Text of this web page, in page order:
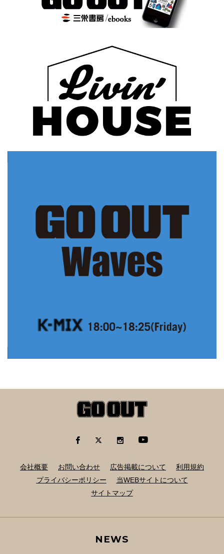
会社概要 お問い合わせ 広告掲載について
利用規約
プライバシーポリシー
当WEBサイトについて
サイトマップ
NEWS